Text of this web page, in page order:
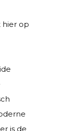
hier op
is de